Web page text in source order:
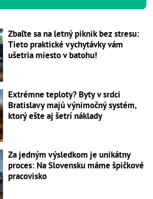
Zbaľte sa na letný piknik bez stresu:
Tieto praktické vychytávky vám
ušetria miesto v batohu!
Extrémne teploty? Byty v srdci
Bratislavy majú výnimočný systém,
ktorý ešte aj šetrí náklady
Za jedným výsledkom je unikátny
proces: Na Slovensku máme špičkové
pracovisko